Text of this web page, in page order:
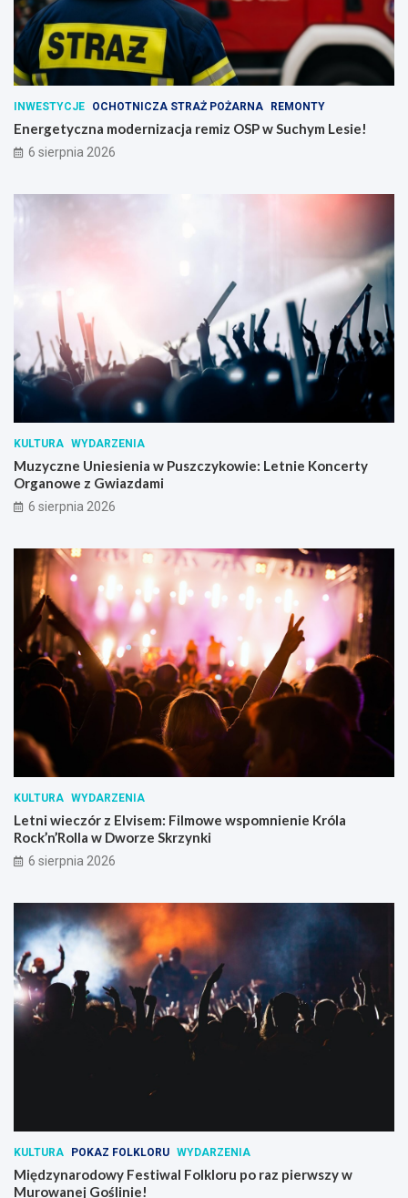
INWESTYCJE OCHOTNICZA STRAŻ POŻARNA REMONTY
Energetyczna modernizacja remiz OSP w Suchym Lesie!
6 sierpnia 2026
KULTURA WYDARZENIA
Muzyczne Uniesienia w Puszczykowie: Letnie Koncerty
Organowe z Gwiazdami
6 sierpnia 2026
KULTURA WYDARZENIA
Letni wieczór z Elvisem: Filmowe wspomnienie Króla
Rock’n’Rolla w Dworze Skrzynki
6 sierpnia 2026
KULTURA POKAZ FOLKLORU WYDARZENIA
Międzynarodowy Festiwal Folkloru po raz pierwszy w
Murowanej Goślinie!